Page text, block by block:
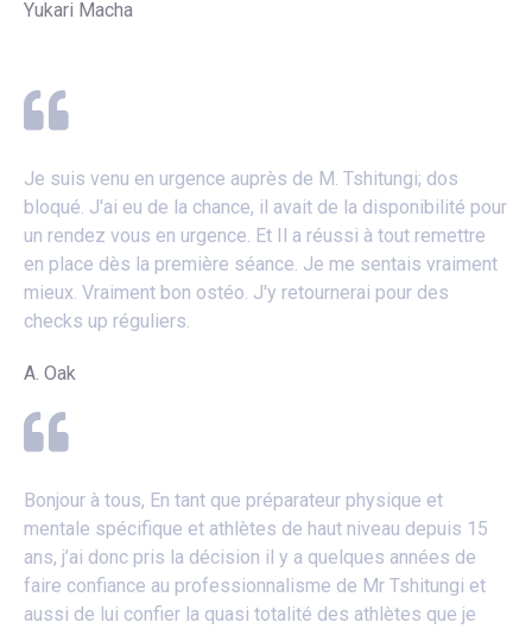
Yukari Macha
Je suis venu en urgence auprès de M. Tshitungi; dos
bloqué. J'ai eu de la chance, il avait de la disponibilité pour
un rendez vous en urgence. Et Il a réussi à tout remettre
en place dès la première séance. Je me sentais vraiment
mieux. Vraiment bon ostéo. J'y retournerai pour des
checks up réguliers.
A. Oak
Bonjour à tous, En tant que préparateur physique et
mentale spécifique et athlètes de haut niveau depuis 15
ans, j’ai donc pris la décision il y a quelques années de
faire confiance au professionnalisme de Mr Tshitungi et
aussi de lui confier la quasi totalité des athlètes que je